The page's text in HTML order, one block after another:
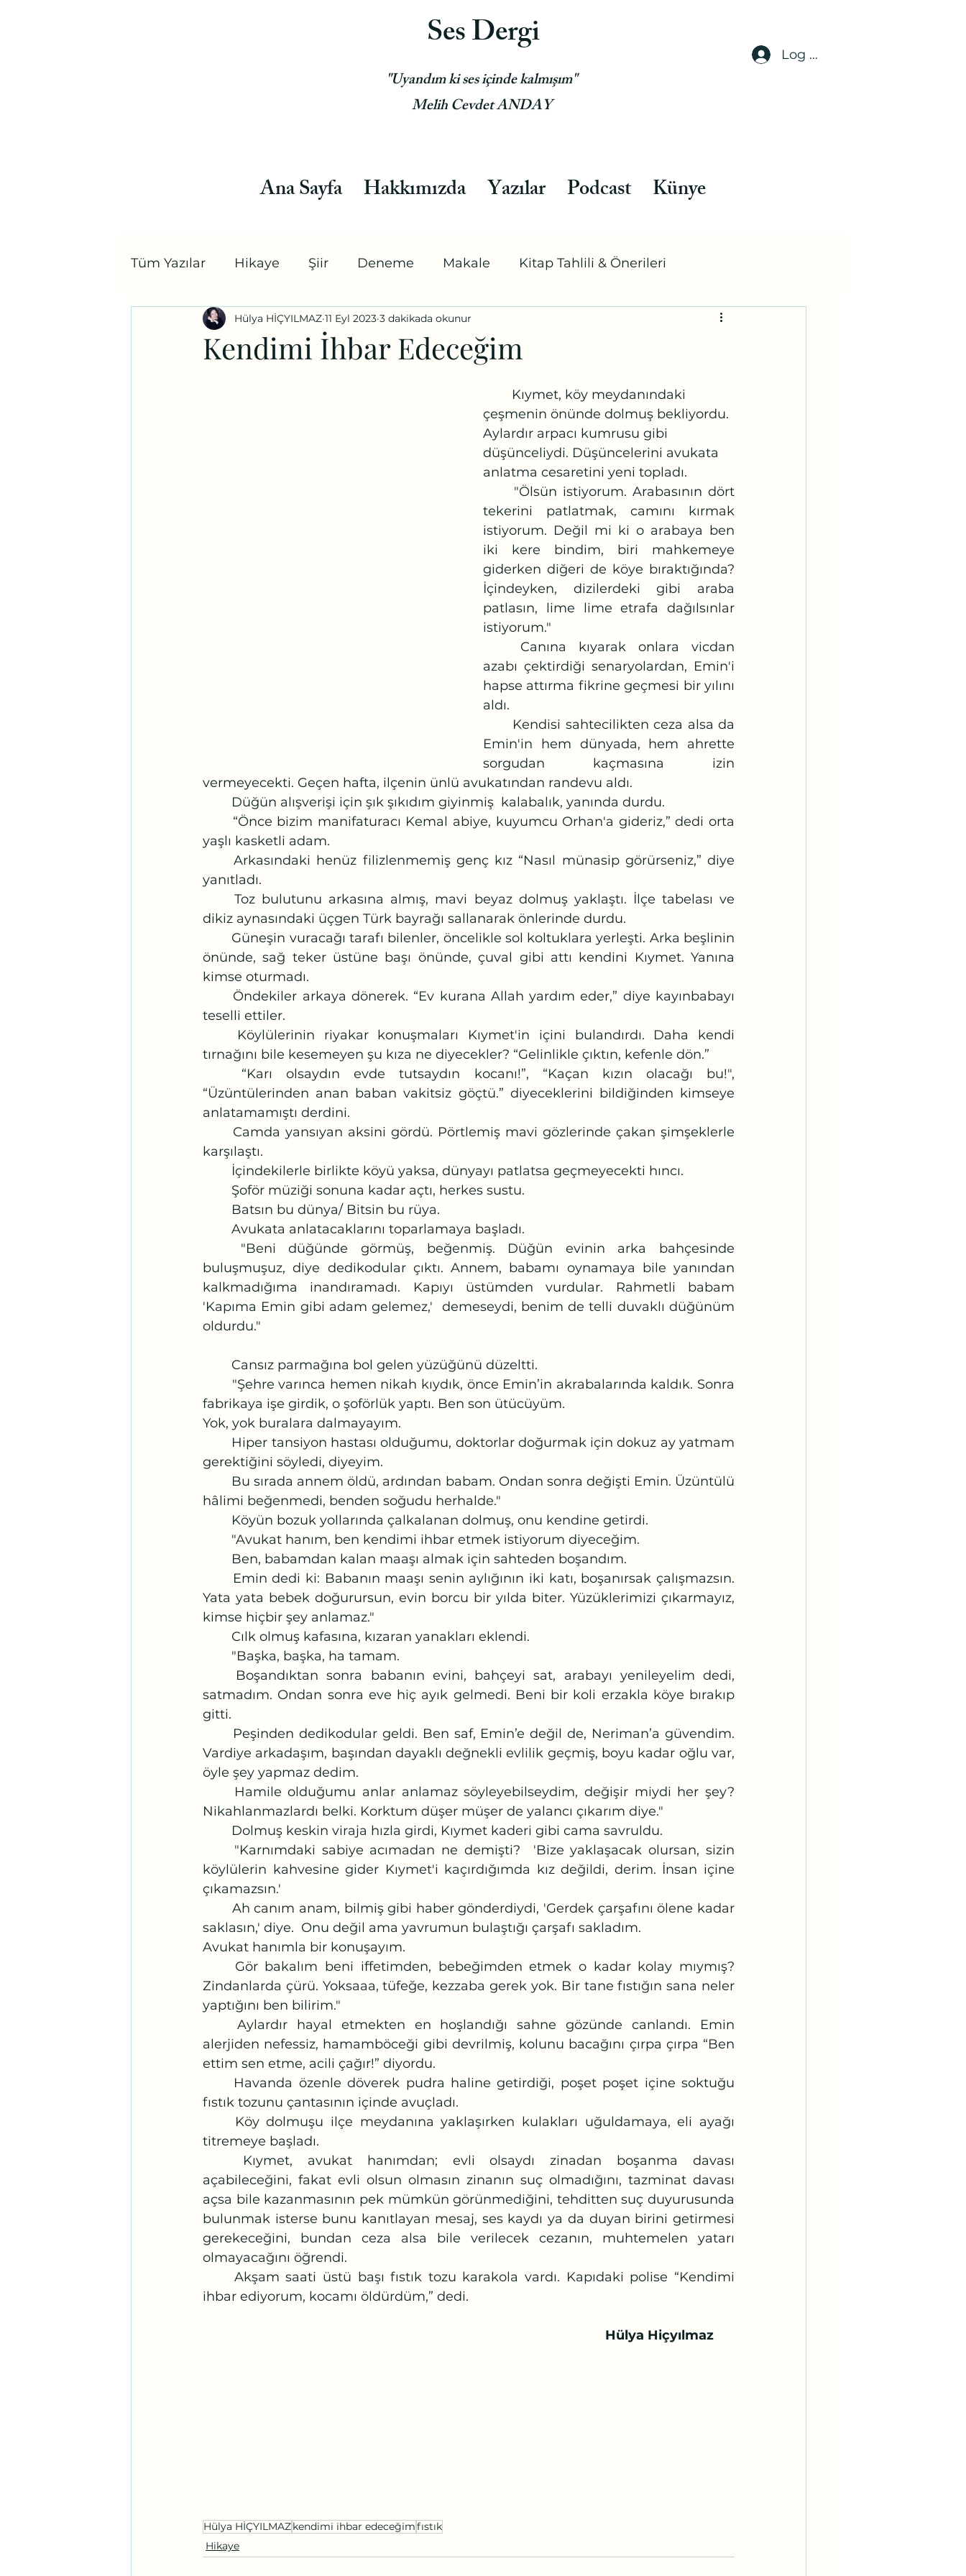
Ses Dergi
"Uyandım ki ses içinde kalmışım"
Melih Cevdet ANDAY
Log In
Ana Sayfa Hakkımızda Yazılar Podcast Künye
Tüm Yazılar Hikaye Şiir Deneme Makale Kitap Tahlili & Önerileri
Kendimi İhbar Edeceğim
Hülya HİÇYILMAZ 11 Eyl 2023 3 dakikada okunur
çeşmenin önünde dolmuş bekliyordu.
Aylardır arpacı kumrusu gibi
düşünceliydi. Düşüncelerini avukata
anlatma cesaretini yeni topladı.
tekerini patlatmak, camını kırmak
istiyorum. Değil mi ki o arabaya ben
iki kere bindim, biri mahkemeye
giderken diğeri de köye bıraktığında?
İçindeyken, dizilerdeki gibi araba
patlasın, lime lime etrafa dağılsınlar
istiyorum."
azabı çektirdiği senaryolardan, Emin'i
hapse attırma fikrine geçmesi bir yılını
aldı.
Emin'in hem dünyada, hem ahrette
sorgudan kaçmasına izin
vermeyecekti. Geçen hafta, ilçenin ünlü avukatından randevu aldı.
	Düğün alışverişi için şık şıkıdım giyinmiş  kalabalık, yanında durdu.
yaşlı kasketli adam.
	Arkasındaki henüz filizlenmemiş genç kız “Nasıl münasip görürseniz,” diye
yanıtladı.
	Toz bulutunu arkasına almış, mavi beyaz dolmuş yaklaştı. İlçe tabelası ve
dikiz aynasındaki üçgen Türk bayrağı sallanarak önlerinde durdu.
önünde, sağ teker üstüne başı önünde, çuval gibi attı kendini Kıymet. Yanına
kimse oturmadı.
teselli ettiler.
tırnağını bile kesemeyen şu kıza ne diyecekler? “Gelinlikle çıktın, kefenle dön.”
“Üzüntülerinden anan baban vakitsiz göçtü.” diyeceklerini bildiğinden kimseye
anlatamamıştı derdini.
karşılaştı.
	İçindekilerle birlikte köyü yaksa, dünyayı patlatsa geçmeyecekti hıncı.
	Şoför müziği sonuna kadar açtı, herkes sustu.
	Batsın bu dünya/ Bitsin bu rüya.
Avukata anlatacaklarını toparlamaya başladı.
buluşmuşuz, diye dedikodular çıktı. Annem, babamı oynamaya bile yanından
kalkmadığıma inandıramadı. Kapıyı üstümden vurdular. Rahmetli babam
'Kapıma Emin gibi adam gelemez,'  demeseydi, benim de telli duvaklı düğünüm
oldurdu."
	Cansız parmağına bol gelen yüzüğünü düzeltti.
fabrikaya işe girdik, o şoförlük yaptı. Ben son ütücüyüm.
Yok, yok buralara dalmayayım.
gerektiğini söyledi, diyeyim.
hâlimi beğenmedi, benden soğudu herhalde."
	Köyün bozuk yollarında çalkalanan dolmuş, onu kendine getirdi.
	"Avukat hanım, ben kendimi ihbar etmek istiyorum diyeceğim.
	Ben, babamdan kalan maaşı almak için sahteden boşandım.
Yata yata bebek doğurursun, evin borcu bir yılda biter. Yüzüklerimizi çıkarmayız,
kimse hiçbir şey anlamaz."
	Cılk olmuş kafasına, kızaran yanakları eklendi.
	"Başka, başka, ha tamam.
satmadım. Ondan sonra eve hiç ayık gelmedi. Beni bir koli erzakla köye bırakıp
gitti.
Vardiye arkadaşım, başından dayaklı değnekli evlilik geçmiş, boyu kadar oğlu var,
öyle şey yapmaz dedim.
Nikahlanmazlardı belki. Korktum düşer müşer de yalancı çıkarım diye."
	Dolmuş keskin viraja hızla girdi, Kıymet kaderi gibi cama savruldu.
köylülerin kahvesine gider Kıymet'i kaçırdığımda kız değildi, derim. İnsan içine
çıkamazsın.'
saklasın,' diye.  Onu değil ama yavrumun bulaştığı çarşafı sakladım.
Avukat hanımla bir konuşayım.
Zindanlarda çürü. Yoksaaa, tüfeğe, kezzaba gerek yok. Bir tane fıstığın sana neler
yaptığını ben bilirim."
alerjiden nefessiz, hamamböceği gibi devrilmiş, kolunu bacağını çırpa çırpa “Ben
ettim sen etme, acili çağır!” diyordu.
fıstık tozunu çantasının içinde avuçladı.
titremeye başladı.
açabileceğini, fakat evli olsun olmasın zinanın suç olmadığını, tazminat davası
açsa bile kazanmasının pek mümkün görünmediğini, tehditten suç duyurusunda
bulunmak isterse bunu kanıtlayan mesaj, ses kaydı ya da duyan birini getirmesi
gerekeceğini, bundan ceza alsa bile verilecek cezanın, muhtemelen yatarı
olmayacağını öğrendi.
ihbar ediyorum, kocamı öldürdüm,” dedi.
	Hülya Hiçyılmaz
Hülya HİÇYILMAZkendimi ihbar edeceğimfıstık
Hikaye